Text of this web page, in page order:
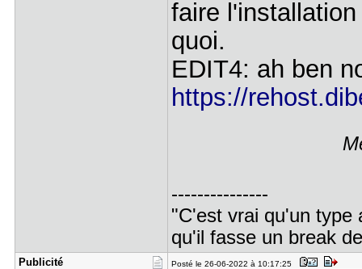
faire
quoi.
EDIT4: ah ben
https://
---------------
"C'est vrai qu'un type
qu'il fasse un break
Publicité Posté le 26-06-2022 à 10:17:25